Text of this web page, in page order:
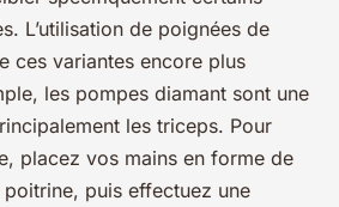
L’utilisation de poignées de
ces variantes encore plus
les pompes diamant sont une
les triceps. Pour
placez vos mains en forme de
puis effectuez une